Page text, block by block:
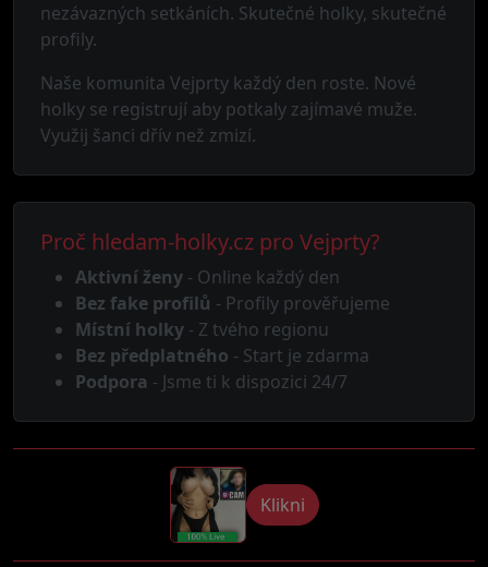
nezávazných setkáních. Skutečné holky, skutečné
profily.
Naše komunita Vejprty každý den roste. Nové
holky se registrují aby potkaly zajímavé muže.
Využij šanci dřív než zmizí.
Proč hledam-holky.cz pro Vejprty?
Aktivní ženy - Online každý den
Bez fake profilů - Profily prověřujeme
Místní holky - Z tvého regionu
Bez předplatného - Start je zdarma
Podpora - Jsme ti k dispozici 24/7
Klikni